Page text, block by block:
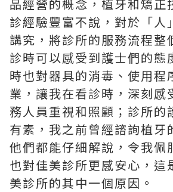
品經營的概念，植牙和矯正
診經驗豐富不說，對於「人
講究，將診所的服務流程整
診時可以感受到護士們的態
時也對器具的消毒、使用程
業，讓我在看診時，深刻感
務人員重視和照顧；診所的
有素，我之前曾經諮詢植牙
他們都能仔細解說，令我佩
也對佳美診所更感安心，這
美診所的其中一個原因。